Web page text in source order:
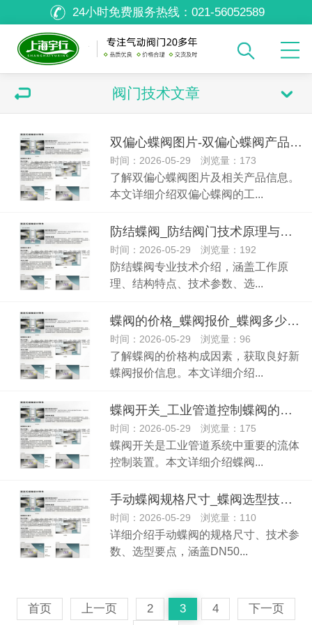
24小时免费服务热线： 021-56052589
阀门技术文章
双偏心蝶阀图片-双偏心蝶阀产品介绍与技术原理详解
时间：2026-05-29 浏览量：173
了解双偏心蝶阀图片及相关产品信息。
本文详细介绍双偏心蝶阀的工...
防结蝶阀_防结阀门技术原理与选型应用指南
时间：2026-05-29 浏览量：192
防结蝶阀专业技术介绍，涵盖工作原
理、结构特点、技术参数、选...
蝶阀的价格_蝶阀报价_蝶阀多少钱一个-专业指南
时间：2026-05-29 浏览量：96
了解蝶阀的价格构成因素，获取良好新
蝶阀报价信息。本文详细介绍...
蝶阀开关_工业管道控制蝶阀的专业选择
时间：2026-05-29 浏览量：175
蝶阀开关是工业管道系统中重要的流体
控制装置。本文详细介绍蝶阀...
手动蝶阀规格尺寸_蝶阀选型技术参数详解
时间：2026-05-29 浏览量：110
详细介绍手动蝶阀的规格尺寸、技术参
数、选型要点，涵盖DN50...
首页 上一页 2 3 4
下一页